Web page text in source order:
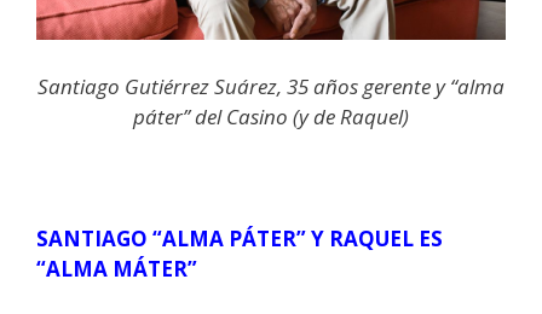
Santiago Gutiérrez Suárez, 35 años gerente y “alma
páter” del Casino (y de Raquel)
SANTIAGO “ALMA PÁTER” Y RAQUEL ES
“ALMA MÁTER”